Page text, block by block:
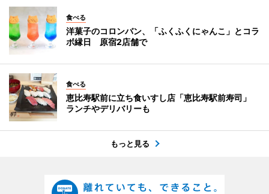
食べる
洋菓子のコロンバン、「ふくふくにゃんこ」とコラ
ボ縁日 原宿2店舗で
食べる
恵比寿駅前に立ち食いすし店「恵比寿駅前寿司」
ランチやデリバリーも
もっと見る